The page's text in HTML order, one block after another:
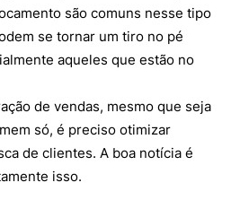
são comuns nesse tipo
se tornar um tiro no pé
aqueles que estão no
de vendas, mesmo que seja
só, é preciso otimizar
de clientes. A boa notícia é
isso.